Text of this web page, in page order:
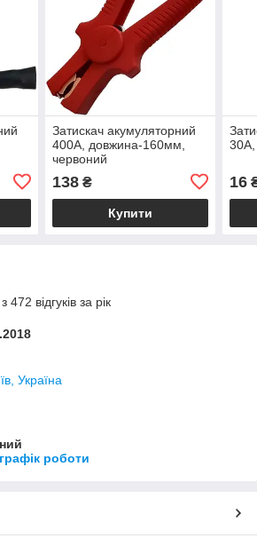
Затискач акумуляторний
400А, довжина-160мм,
червоний
138₴
Купити
30А,
16
відгуків за рік
Україна
роботи